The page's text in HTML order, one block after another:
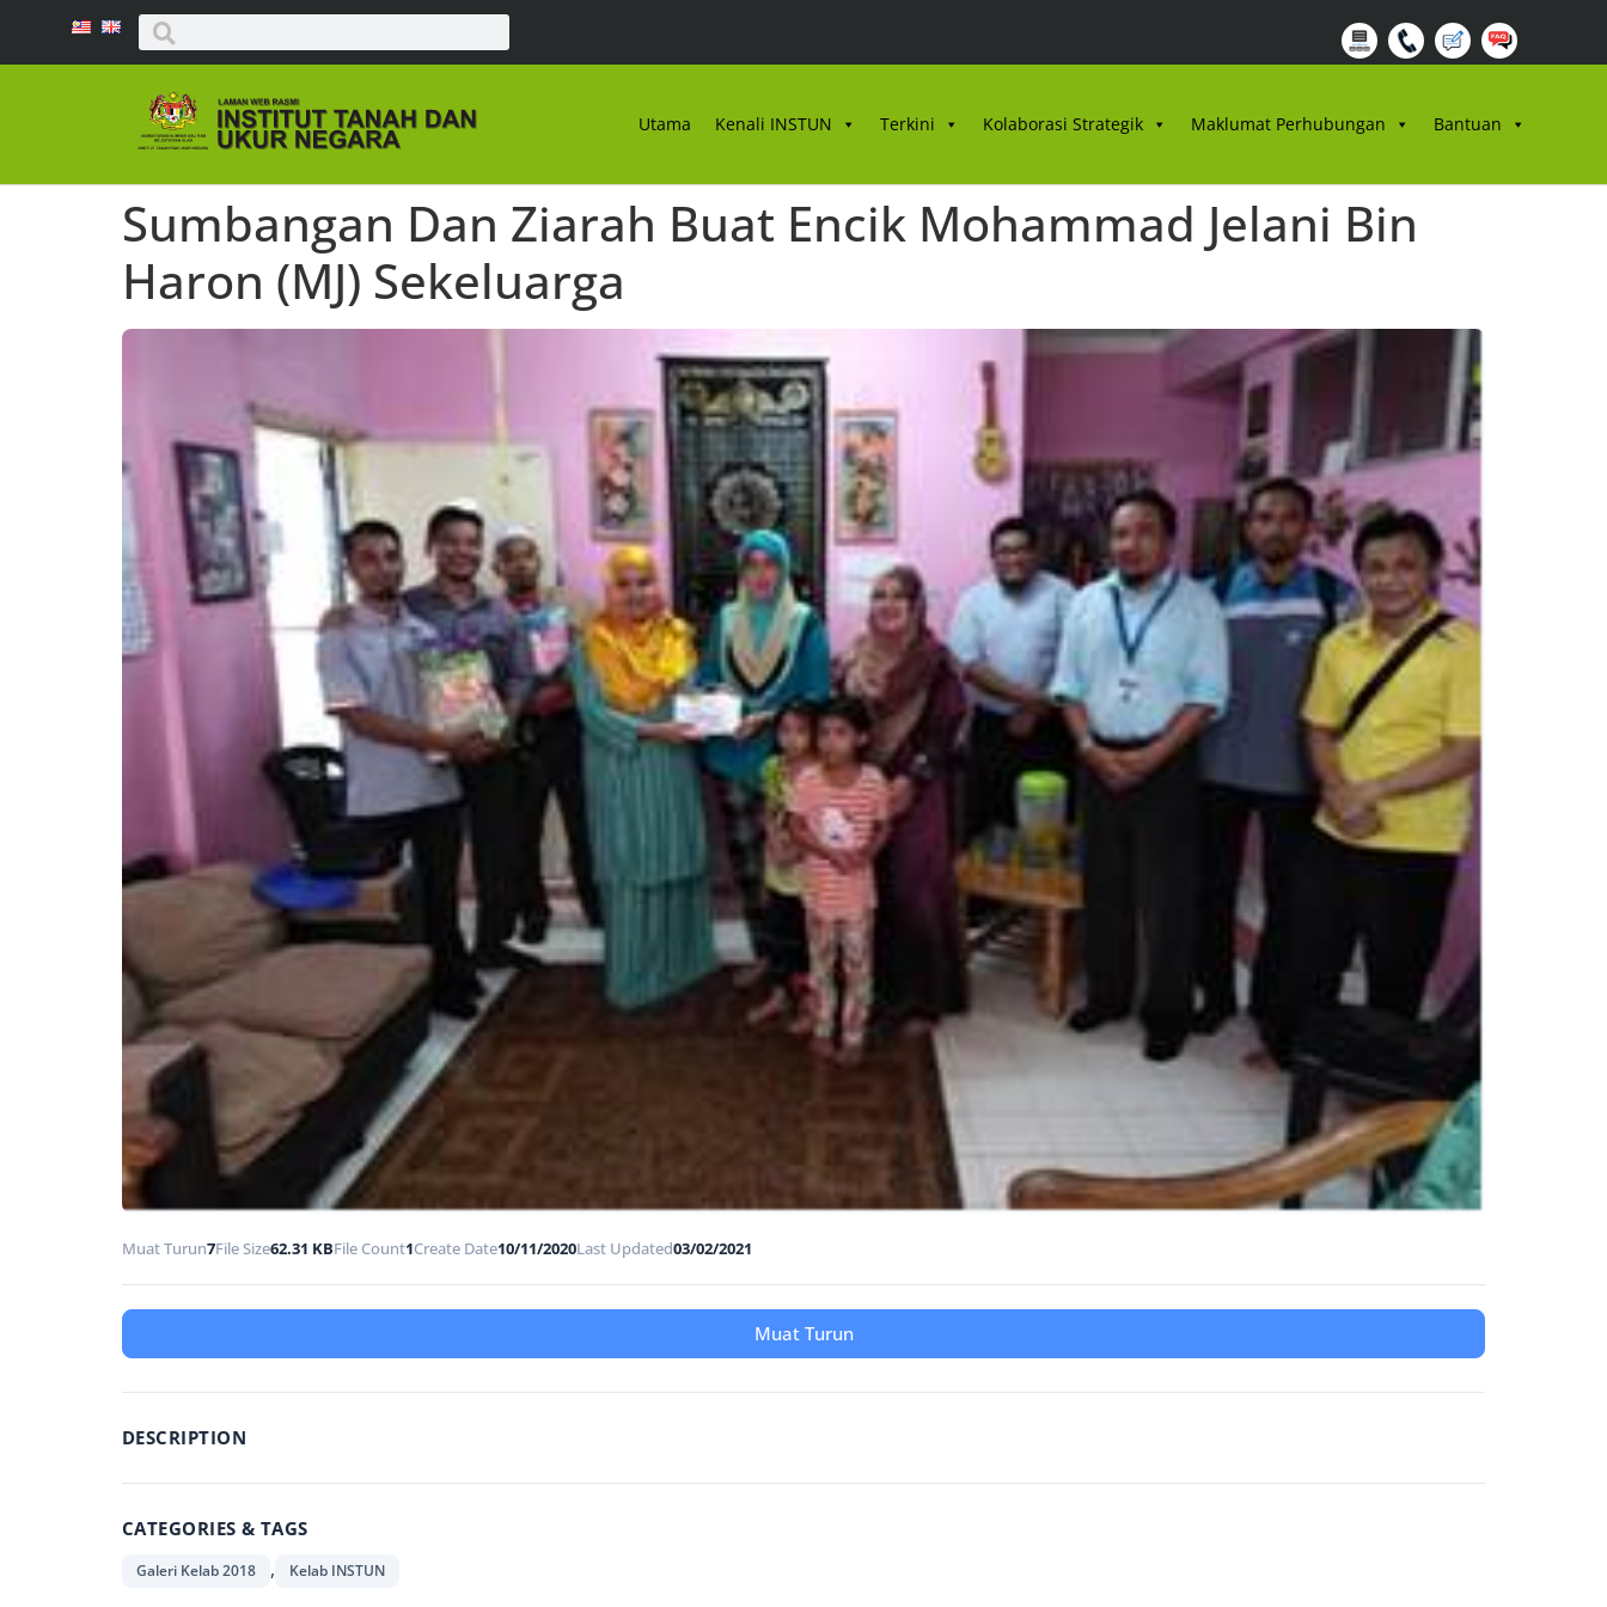
Utama Kenali INSTUN Terkini Kolaborasi Strategik Maklumat Perhubungan Bantuan
Sumbangan Dan Ziarah Buat Encik Mohammad Jelani Bin
Haron (MJ) Sekeluarga
Muat Turun7File Size62.31 KBFile Count1Create Date10/11/2020Last Updated03/02/2021
Muat Turun
DESCRIPTION
CATEGORIES & TAGS
Galeri Kelab 2018 , Kelab INSTUN